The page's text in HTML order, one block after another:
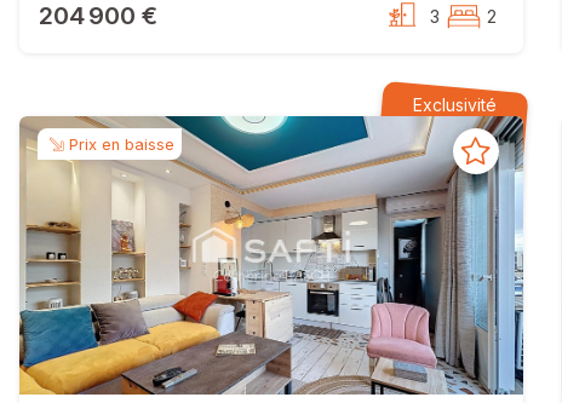
204 900 € 3 2
Exclusivité
Prix en baisse